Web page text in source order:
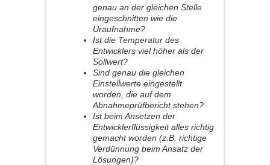
genau an der gleichen Stelle
eingeschnitten wie die
Uraufnahme?
Ist die Temperatur des
Entwicklers viel höher als der
Sollwert?
Sind genau die gleichen
Einstellwerte eingestellt
worden, die auf dem
Abnahmeprüfbericht stehen?
Ist beim Ansetzen der
Entwicklerflüssigkeit alles richtig
gemacht worden (z.B. richtige
Verdünnung beim Ansatz der
Lösungen)?